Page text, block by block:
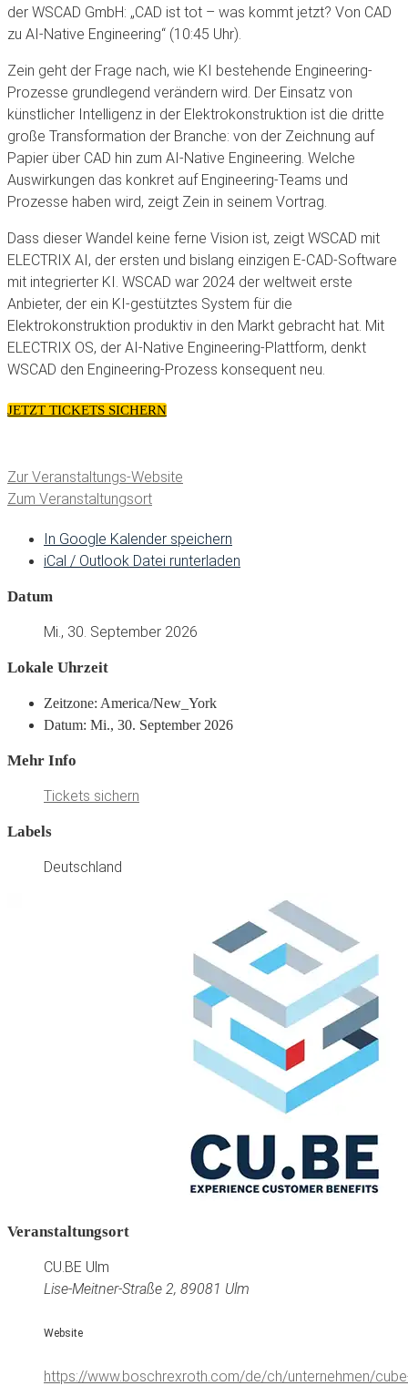
der WSCAD GmbH: „CAD ist tot – was kommt jetzt? Von CAD
zu AI-Native Engineering“ (10:45 Uhr).
Zein geht der Frage nach, wie KI bestehende Engineering-
Prozesse grundlegend verändern wird. Der Einsatz von
künstlicher Intelligenz in der Elektrokonstruktion ist die dritte
große Transformation der Branche: von der Zeichnung auf
Papier über CAD hin zum AI-Native Engineering. Welche
Auswirkungen das konkret auf Engineering-Teams und
Prozesse haben wird, zeigt Zein in seinem Vortrag.
Dass dieser Wandel keine ferne Vision ist, zeigt WSCAD mit
ELECTRIX AI, der ersten und bislang einzigen E-CAD-Software
mit integrierter KI. WSCAD war 2024 der weltweit erste
Anbieter, der ein KI-gestütztes System für die
Elektrokonstruktion produktiv in den Markt gebracht hat. Mit
ELECTRIX OS, der AI-Native Engineering-Plattform, denkt
WSCAD den Engineering-Prozess konsequent neu.
JETZT TICKETS SICHERN
Zur Veranstaltungs-Website
Zum Veranstaltungsort
In Google Kalender speichern
iCal / Outlook Datei runterladen
Datum
Mi., 30. September 2026
Lokale Uhrzeit
Zeitzone: America/New_York
Datum: Mi., 30. September 2026
Mehr Info
Tickets sichern
Labels
Deutschland
Veranstaltungsort
CU.BE Ulm
Lise-Meitner-Straße 2, 89081 Ulm
Website
https://www.boschrexroth.com/de/ch/unternehmen/